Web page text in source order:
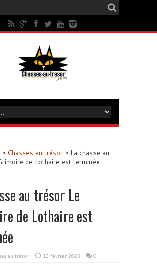
» Chasses au trésor » La chasse au
de Lothaire est terminée
au trésor Le
de Lothaire est
au trésor 12 février 2023 0